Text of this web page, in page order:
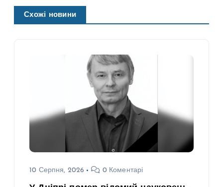
Схожі новини
10 Серпня, 2026 0 Коментарі